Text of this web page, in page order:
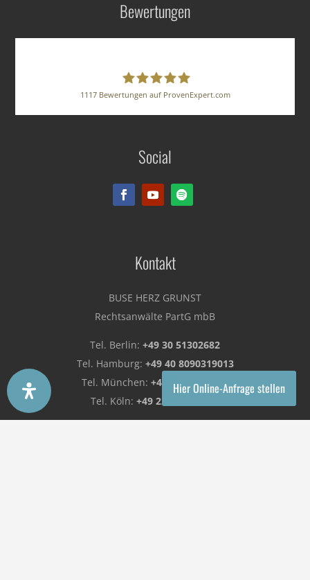
Hier Online-Anfrage stellen
Bewertungen
BUSE HERZ GRUNST
Rechtsanwälte PartG mbB
1117Bewertungen auf ProvenExpert.com
Social
Kontakt
BUSE HERZ GRUNST
Rechtsanwälte PartG mbB
Tel. Berlin: +49 30 51302682
Tel. Hamburg: +49 40 8090319013
Tel. München: +49 89 74055200
Tel. Köln: +49 221 29251680